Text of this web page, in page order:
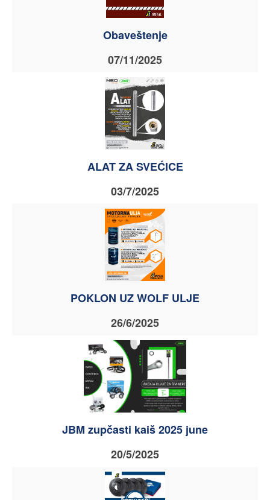
Obaveštenje
07/11/2025
ALAT ZA SVEĆICE
03/7/2025
POKLON UZ WOLF ULJE
26/6/2025
JBM zupčasti kaiš 2025 june
20/5/2025